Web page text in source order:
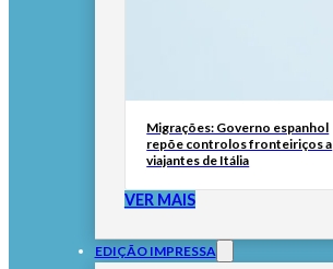
Migrações: Governo espanhol
repõe controlos fronteiriços a
viajantes de Itália
VER MAIS
EDIÇÃO IMPRESSA